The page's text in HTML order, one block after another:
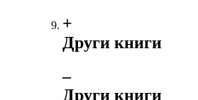
+
Други книги
‒
Други книги